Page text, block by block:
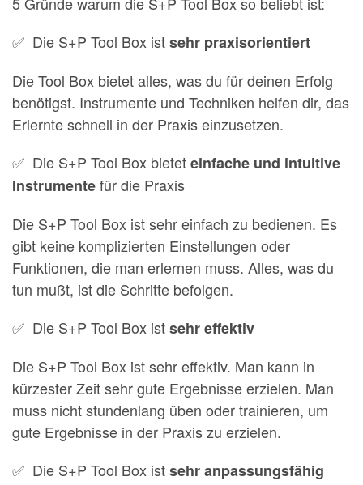
✅ Die S+P Tool Box istsehr praxisorientiert
Die Tool Box bietet alles, was du für deinen Erfolg
benötigst. Instrumente und Techniken helfen dir, das
Erlernte schnell in der Praxis einzusetzen.
✅ Die S+P Tool Box bieteteinfache und intuitive
Instrumentefür die Praxis
Die S+P Tool Box ist sehr einfach zu bedienen. Es
gibt keine komplizierten Einstellungen oder
Funktionen, die man erlernen muss. Alles, was du
tun mußt, ist die Schritte befolgen.
✅ Die S+P Tool Box istsehr effektiv
Die S+P Tool Box ist sehr effektiv. Man kann in
kürzester Zeit sehr gute Ergebnisse erzielen. Man
muss nicht stundenlang üben oder trainieren, um
gute Ergebnisse in der Praxis zu erzielen.
✅ Die S+P Tool Box istsehr anpassungsfähig